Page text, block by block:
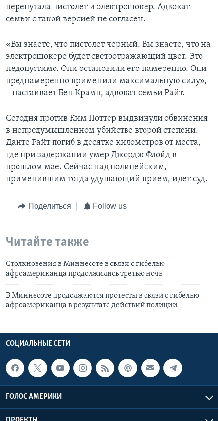
перепутала пистолет и электрошокер. Адвокат
семьи с такой версией не согласен.
«Вы знаете, что пистолет черный. Вы знаете, что на
электрошокере будет светоотражающий цвет. Это
недопустимо. Они остановили его намеренно. Они
преднамеренно применили максимальную силу»,
– настаивает Бен Крамп, адвокат семьи Райт.
Сегодня против Ким Поттер выдвинули обвинения
в непредумышленном убийстве второй степени.
Данте Райт погиб в десятке километров от места,
где при задержании умер Джордж Флойд в
прошлом мае. Сейчас над полицейским,
применившим тогда удушающий прием, идет суд.
Поделиться Follow us
Читайте также
Столкновения в Миннесоте в связи с гибелью
афроамериканца продолжились третью ночь
В Миннесоте продолжаются протесты в связи с гибелью
афроамериканца в результате действий полиции
СОЦИАЛЬНЫЕ СЕТИ
ГОЛОС АМЕРИКИ